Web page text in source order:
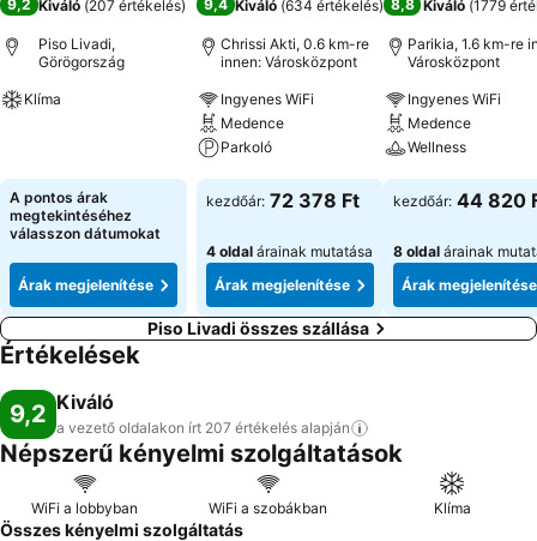
9,2 Kiváló (207 értékelés)
Piso Livadi,
Görögország
Klíma
A pontos árak
megtekintéséhez
válasszon dátumokat
Árak megjelenítése
9,4 Kiváló (634 értékelés)
Chrissi Akti, 0.6 km-re
innen: Városközpont
Ingyenes WiFi
Medence
Parkoló
Árak megjelenítése
kezdőár: 72 378 Ft
4 oldal árainak mutatása
Árak megjelenítése
8,8 Kiváló (1779
Parikia, 1.6 km-re
Városközpont
Ingyenes WiFi
Medence
Wellness
Árak
kezdőár: 44 820
8 oldal árainak
Árak megjelenítése
Piso Livadi összes szállása
Értékelések
9,2 Kiváló
a vezető oldalakon írt 207 értékelés alapján
Népszerű kényelmi szolgáltatások
WiFi a lobbyban WiFi a szobákban Klíma
Összes kényelmi szolgáltatás